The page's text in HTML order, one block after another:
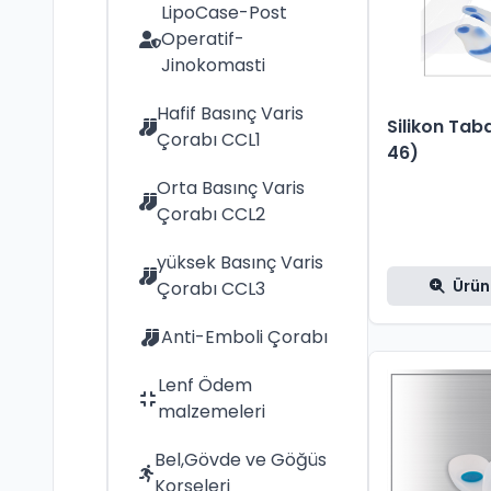
LipoCase-Post
Operatif-
Jinokomasti
Hafif Basınç Varis
Çorabı CCL1
Orta Basınç Varis
Çorabı CCL2
yüksek Basınç Varis
Çorabı CCL3
Anti-Emboli Çorabı
Lenf Ödem
malzemeleri
Bel,Gövde ve Göğüs
Silikon
46)